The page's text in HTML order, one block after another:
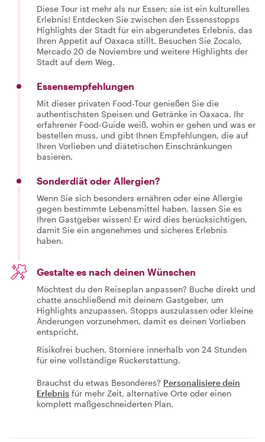
Diese Tour ist mehr als nur Essen; sie ist ein kulturelles
Erlebnis! Entdecken Sie zwischen den Essensstopps
Highlights der Stadt für ein abgerundetes Erlebnis, das
Ihren Appetit auf Oaxaca stillt. Besuchen Sie Zocalo,
Mercado 20 de Noviembre und weitere Highlights der
Stadt auf dem Weg.
Essensempfehlungen
Mit dieser privaten Food-Tour genießen Sie die
authentischsten Speisen und Getränke in Oaxaca. Ihr
erfahrener Food-Guide weiß, wohin er gehen und was er
bestellen muss, und gibt Ihnen Empfehlungen, die auf
Ihren Vorlieben und diätetischen Einschränkungen
basieren.
Sonderdiät oder Allergien?
Wenn Sie sich besonders ernähren oder eine Allergie
gegen bestimmte Lebensmittel haben, lassen Sie es
Ihren Gastgeber wissen! Er wird dies berücksichtigen,
damit Sie ein angenehmes und sicheres Erlebnis
haben.
Gestalte es nach deinen Wünschen
Möchtest du den Reiseplan anpassen? Buche direkt und
chatte anschließend mit deinem Gastgeber, um
Highlights anzupassen, Stopps auszulassen oder kleine
Änderungen vorzunehmen, damit es deinen Vorlieben
entspricht.
Risikofrei buchen. Storniere innerhalb von 24 Stunden
für eine vollständige Rückerstattung.
Brauchst du etwas Besonderes? Personalisiere dein
Erlebnis für mehr Zeit, alternative Orte oder einen
komplett maßgeschneiderten Plan.